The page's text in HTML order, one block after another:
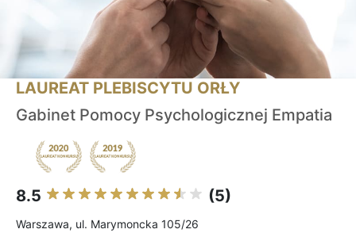
LAUREAT PLEBISCYTU ORŁY
Gabinet Pomocy Psychologicznej Empatia
8.5 (5)
Warszawa, ul. Marymoncka 105/26